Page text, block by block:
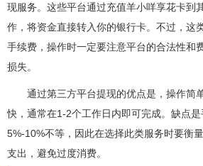
现服务。这些平台通过充值羊小咩享花卡到
作，将资金直接转入你的银行卡。不过，这
手续费，操作时一定要注意平台的合法性和
损失。
通过第三方平台提现的优点是，操作简
快，通常在1-2个工作日内即可完成。缺点
5%-10%不等，因此在选择此类服务时要衡
支出，避免过度消费。